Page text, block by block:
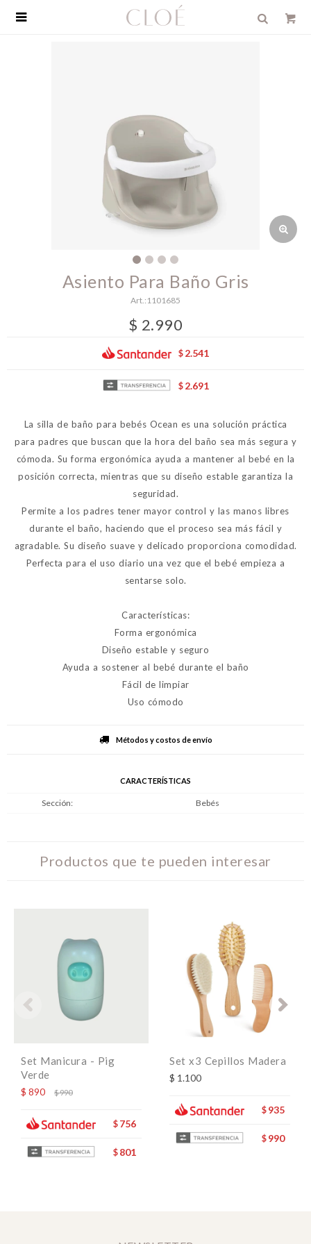

Asiento Para Baño Gris
1101685
$ 2.990
$ 2.541
$ 2.691
La silla de baño para bebés Ocean es una solución práctica
para padres que buscan que la hora del baño sea más segura y
cómoda. Su forma ergonómica ayuda a mantener al bebé en la
posición correcta, mientras que su diseño estable garantiza la
seguridad.
Permite a los padres tener mayor control y las manos libres
durante el baño, haciendo que el proceso sea más fácil y
agradable. Su diseño suave y delicado proporciona comodidad.
Perfecta para el uso diario una vez que el bebé empieza a
sentarse solo.
Características:
Forma ergonómica
Diseño estable y seguro
Ayuda a sostener al bebé durante el baño
Fácil de limpiar
Uso cómodo
Métodos y costos de envío
CARACTERÍSTICAS
Sección Bebés
Productos que te pueden interesar
Set Manicura - Pig
Verde
$ 890 $990
$ 756
$ 801
Set x3 Cepillos Madera
$ 1.100
$ 935
$ 990